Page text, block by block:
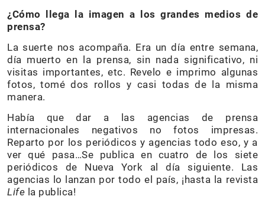
¿Cómo llega la imagen a los grandes medios de
prensa?
La suerte nos acompaña. Era un día entre semana,
día muerto en la prensa, sin nada significativo, ni
visitas importantes, etc. Revelo e imprimo algunas
fotos, tomé dos rollos y casi todas de la misma
manera.
Había que dar a las agencias de prensa
internacionales negativos no fotos impresas.
Reparto por los periódicos y agencias todo eso, y a
ver qué pasa…Se publica en cuatro de los siete
periódicos de Nueva York al día siguiente. Las
agencias lo lanzan por todo el país, ¡hasta la revista
Life la publica!